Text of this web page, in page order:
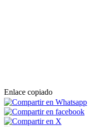
Enlace copiado